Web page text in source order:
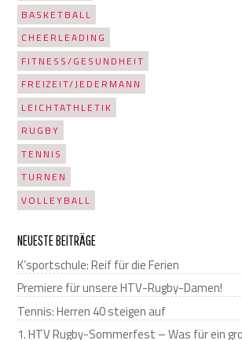
BASKETBALL
CHEERLEADING
FITNESS/GESUNDHEIT
FREIZEIT/JEDERMANN
LEICHTATHLETIK
RUGBY
TENNIS
TURNEN
VOLLEYBALL
NEUESTE BEITRÄGE
K’sportschule: Reif für die Ferien
Premiere für unsere HTV-Rugby-Damen!
Tennis: Herren 40 steigen auf
1. HTV Rugby-Sommerfest – Was für ein